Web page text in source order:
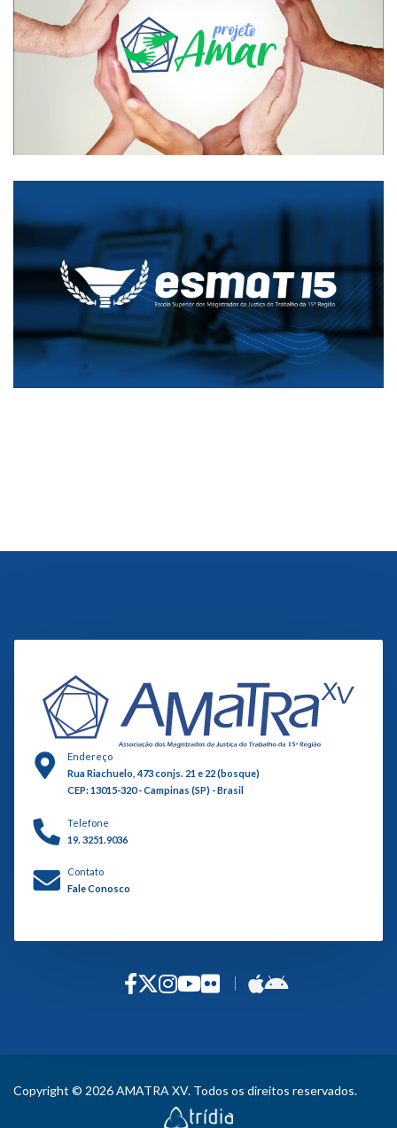
Endereço
Rua Riachuelo, 473 conjs. 21 e 22 (bosque)
CEP: 13015-320 - Campinas (SP) - Brasil
Telefone
19. 3251.9036
Contato
Fale Conosco
Copyright © 2026 AMATRA XV. Todos os direitos reservados.